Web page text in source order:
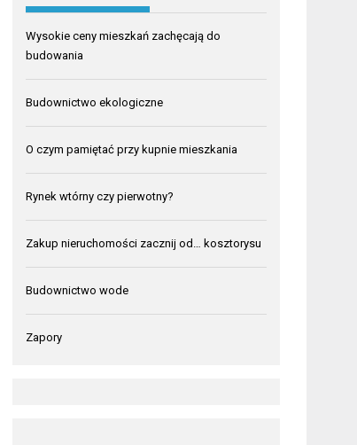
Wysokie ceny mieszkań zachęcają do
budowania
Budownictwo ekologiczne
O czym pamiętać przy kupnie mieszkania
Rynek wtórny czy pierwotny?
Zakup nieruchomości zacznij od… kosztorysu
Budownictwo wode
Zapory